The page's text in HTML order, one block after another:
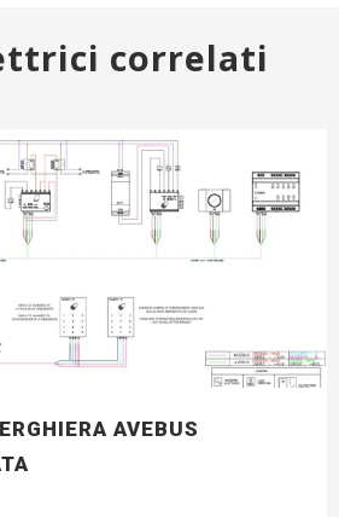
correlati
AVEBUS